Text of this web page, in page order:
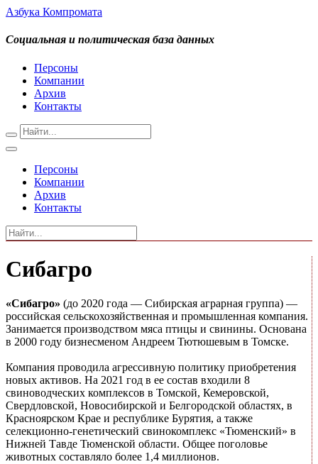
Азбука Компромата
Социальная и политическая база данных
Персоны
Компании
Архив
Контакты
Персоны
Компании
Архив
Контакты
Сибагро
«Сибагро» (до 2020 года — Сибирская аграрная группа) —
российская сельскохозяйственная и промышленная компания.
Занимается производством мяса птицы и свинины. Основана
в 2000 году бизнесменом Андреем Тютюшевым в Томске.
Компания проводила агрессивную политику приобретения
новых активов. На 2021 год в ее состав входили 8
свиноводческих комплексов в Томской, Кемеровской,
Свердловской, Новосибирской и Белгородской областях, в
Красноярском Крае и республике Бурятия, а также
селекционно-генетический свинокомплекс «Тюменский» в
Нижней Тавде Тюменской области. Общее поголовье
животных составляло более 1,4 миллионов.